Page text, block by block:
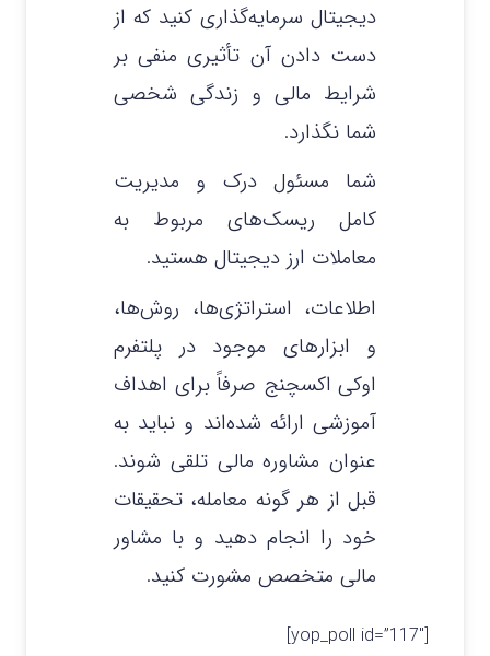
دیجیتال سرمایه‌گذاری کنید که از
دست دادن آن تأثیری منفی بر
شرایط مالی و زندگی شخصی
شما نگذارد.
شما مسئول درک و مدیریت
کامل ریسک‌های مربوط به
معاملات ارز دیجیتال هستید.
اطلاعات، استراتژی‌ها، روش‌ها،
و ابزارهای موجود در پلتفرم
اوکی اکسچنج صرفاً برای اهداف
آموزشی ارائه شده‌اند و نباید به
عنوان مشاوره مالی تلقی شوند.
قبل از هر گونه معامله، تحقیقات
خود را انجام دهید و با مشاور
مالی متخصص مشورت کنید.
[yop_poll id=”117″]